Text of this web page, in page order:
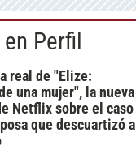
Perfil
real de "Elize:
una mujer", la nueva
Netflix sobre el caso
que descuartizó a